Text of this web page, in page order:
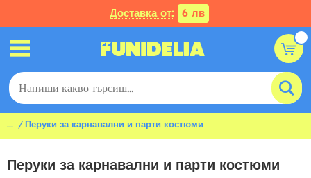
Доставка от: 6 лв
... Перуки за карнавални и парти костюми
Перуки за карнавални и парти костюми